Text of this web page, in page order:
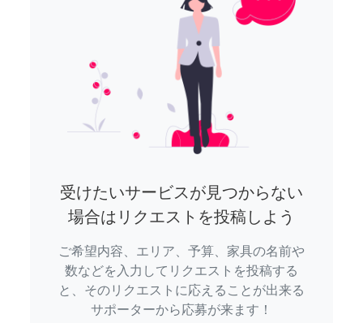
受けたいサービスが見つからない
場合はリクエストを投稿しよう
ご希望内容、エリア、予算、家具の名前や
数などを入力してリクエストを投稿する
と、そのリクエストに応えることが出来る
サポーターから応募が来ます！